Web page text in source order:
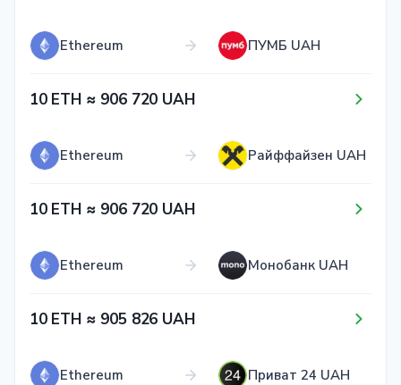
Ethereum ПУМБ UAH
1​0​ ETH ≈ 9​0​6​ 7​2​0​ UAH
Ethereum Райффайзен UAH
1​0​ ETH ≈ 9​0​6​ 7​2​0​ UAH
Ethereum Монобанк UAH
1​0​ ETH ≈ 9​0​5​ 8​2​6​ UAH
Ethereum Приват 24 UAH